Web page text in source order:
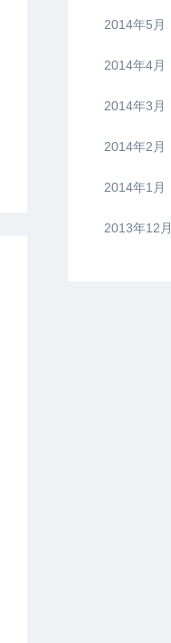
2014年5月
2014年4月
2014年3月
2014年2月
2014年1月
2013年12月